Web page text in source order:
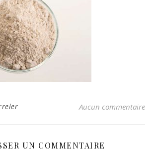
Aucun commentaire
UN COMMENTAIRE